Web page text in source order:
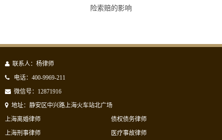
险索赔的影响
联系人：杨律师
电话：400-9969-211
微信号：12871916
地址：静安区中兴路上海火车站北广场
上海离婚律师
上海刑事律师
债权债务律师
医疗事故律师